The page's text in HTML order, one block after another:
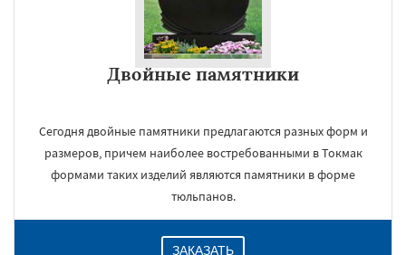
Двойные памятники
Сегодня двойные памятники предлагаются разных форм и
размеров, причем наиболее востребованными в Токмак
формами таких изделий являются памятники в форме
тюльпанов.
ЗАКАЗАТЬ